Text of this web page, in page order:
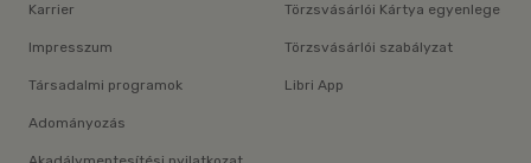
Karrier
Impresszum
Társadalmi programok
Adományozás
Törzsvásárlói Kártya egyenlege
Törzsvásárlói szabályzat
Libri App